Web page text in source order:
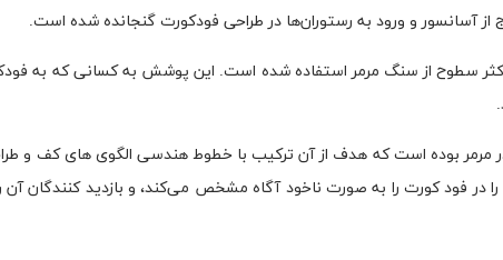
آسانسور و ورود به رستوران‌ها در طراحی فودکورت گنجانده شده است.
اکثر سطوح از سنگ مرمر استفاده شده است. این پوشش به کسانی که به
مرمر بوده است که هدف از آن ترکیب با خطوط هندسی الگوی های کف و
فود کورت را به صورت ناخود آگاه مشخص می‌کند، و بازدید کنندگان